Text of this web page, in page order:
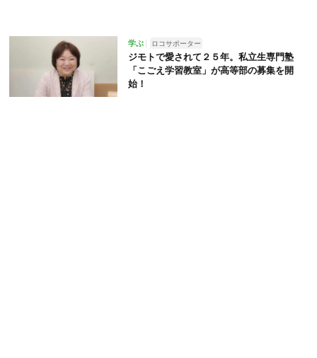
学ぶ ロコサポーター
ジモトで愛されて２５年。私立生専門塾
「こごえ学習教室」が高等部の募集を開
始！